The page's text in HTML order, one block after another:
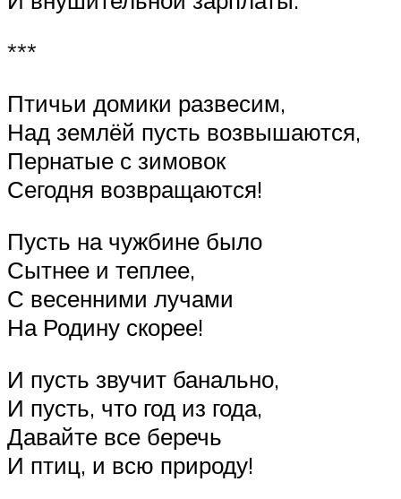
***
Птичьи домики развесим,
Над землёй пусть возвышаются,
Пернатые с зимовок
Сегодня возвращаются!
Пусть на чужбине было
Сытнее и теплее,
С весенними лучами
На Родину скорее!
И пусть звучит банально,
И пусть, что год из года,
Давайте все беречь
И птиц, и всю природу!